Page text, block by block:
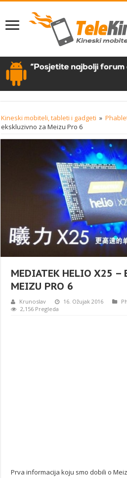
Kineski mobiteli, tableti i gadgeti »
ekskluzivno za Meizu Pro 6
MEDIATEK HELIO X25 –
MEIZU PRO 6
Krunoslav 16. Ožujak 2016
2,156 Pregleda
Prva informacija koju smo dobili o